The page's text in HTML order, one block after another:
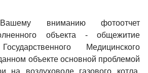
вниманию фотоотчет
объекта - общежитие
Медицинского
объекте основной проблемой
на воздуховоде газового котла,